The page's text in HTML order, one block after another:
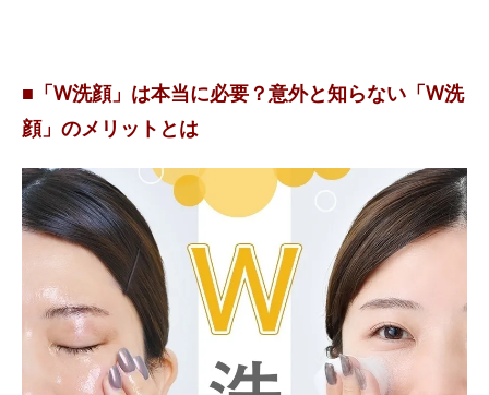
■「W洗顔」は本当に必要？意外と知らない「W洗
顔」のメリットとは